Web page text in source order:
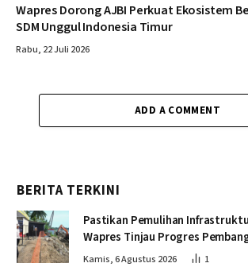
Wapres Dorong AJBI Perkuat Ekosistem
SDM Unggul Indonesia Timur
Rabu, 22 Juli 2026
ADD A COMMENT
BERITA TERKINI
Pastikan Pemulihan
Wapres Tinjau Progres
Krueng Tingkeum Bireuen
Kamis, 6 Agustus 2026 1